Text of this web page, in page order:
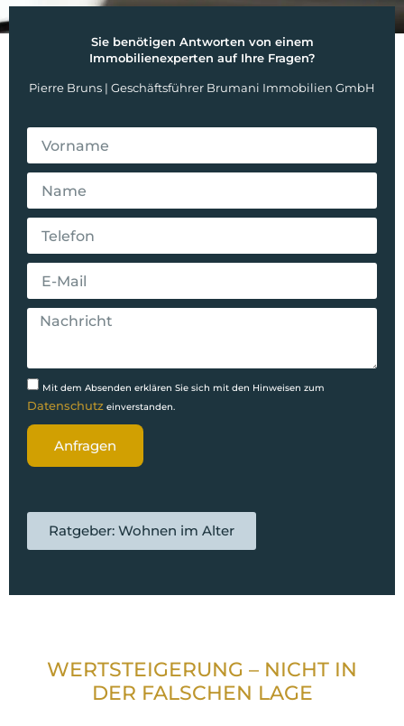
Sie benötigen Antworten von einem
Immobilienexperten auf Ihre Fragen?
Pierre Bruns | Geschäftsführer Brumani Immobilien GmbH
Mit dem Absenden erklären Sie sich mit den Hinweisen zum
Datenschutz einverstanden.
Anfragen
Ratgeber: Wohnen im Alter
WERTSTEIGERUNG – NICHT IN
DER FALSCHEN LAGE